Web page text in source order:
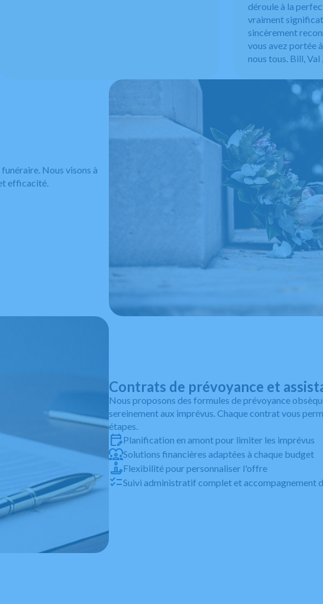
déroule à la
vraiment
sincèrement
vous avez portée
nous tous. Bill,
Nous visons à
efficacité.
Contrats de prévoyance et
Nous proposons des formules de prévoyance
sereinement aux imprévus. Chaque contrat vous
étapes.
Planification en amont pour limiter les imprévus
Solutions financières adaptées à chaque budget
Flexibilité pour personnaliser l'offre
Suivi administratif complet et accompagnement